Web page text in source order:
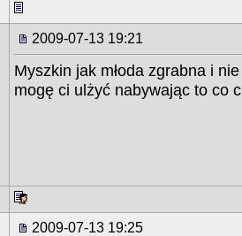
2009-07-13 19:21
Myszkin jak młoda zgrabna i
mogę ci ulżyć nabywając to co
2009-07-13 19:25